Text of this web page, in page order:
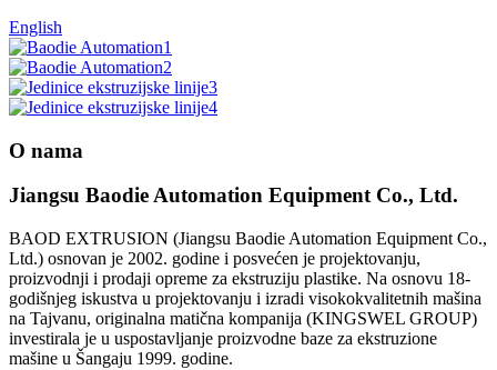
English
O nama
Jiangsu Baodie Automation Equipment Co., Ltd.
BAOD EXTRUSION (Jiangsu Baodie Automation Equipment Co.,
Ltd.) osnovan je 2002. godine i posvećen je projektovanju,
proizvodnji i prodaji opreme za ekstruziju plastike. Na osnovu 18-
godišnjeg iskustva u projektovanju i izradi visokokvalitetnih mašina
na Tajvanu, originalna matična kompanija (KINGSWEL GROUP)
investirala je u uspostavljanje proizvodne baze za ekstruzione
mašine u Šangaju 1999. godine.